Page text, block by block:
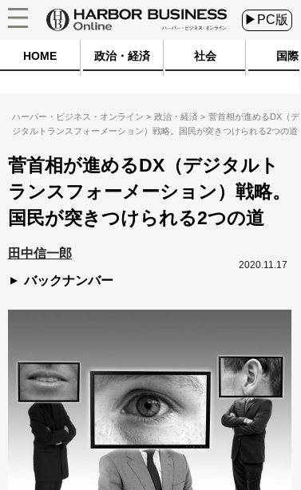
▶PC版
HOME 政治・経済 社会 国際
ハーバー・ビジネス・オンライン 政治・経済
菅首相が進めるDX（デ
ジタルトランスフォーメーション）戦略。国民が突きつけられる2つの道
菅首相が進めるDX（デジタルト
ランスフォーメーション）戦略。
国民が突きつけられる2つの道
田中信一郎
バックナンバー
2020.11.17